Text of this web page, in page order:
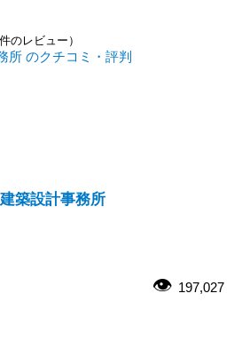
件のレビュー）
所 のクチコミ・評判
建築設計事務所
197,027